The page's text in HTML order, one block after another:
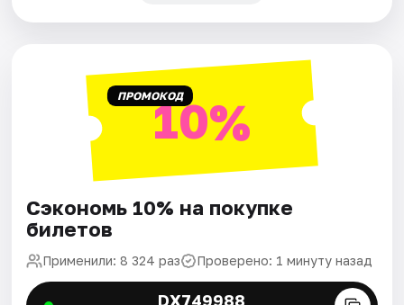
ПРОМОКОД10%
Сэкономь 10% на покупке
билетов
Применили: 8 324 раз Проверено: 1 минуту назад
DX749988